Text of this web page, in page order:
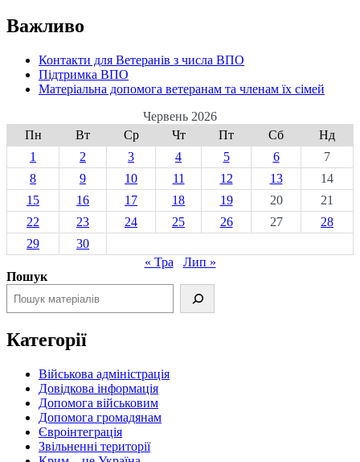
Важливо
Контакти для Ветеранів з числа ВПО
Підтримка ВПО
Матеріальна допомога ветеранам та членам їх сімей
Червень 2026
Пн
Вт Ср Чт Пт Сб
Нд
1
2 3 4 5 6
7
8
9 10 11 12 13
14
15
16 17 18 19 20
21
22
23 24 25 26 27
28
29
30
« Тра
Лип »
Пошук
Категорії
Військова адміністрація
Довідкова інформація
Допомога військовим
Допомога громадянам
Євроінтеграція
Звільненні території